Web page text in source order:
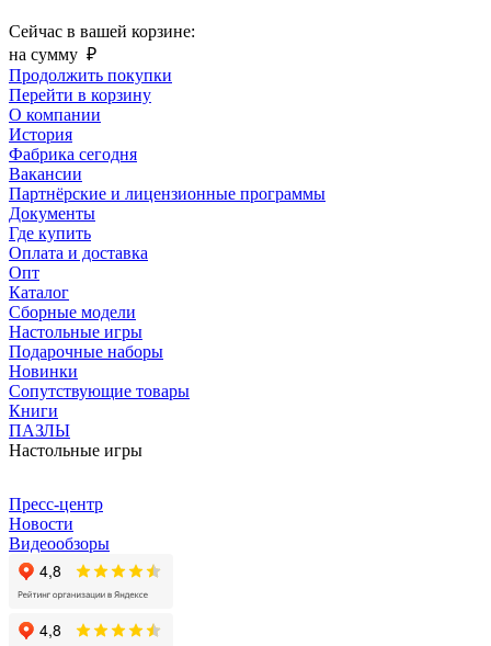
Сейчас в вашей корзине:
на сумму ₽
Продолжить покупки
Перейти в корзину
О компании
История
Фабрика сегодня
Вакансии
Партнёрские и лицензионные программы
Документы
Где купить
Оплата и доставка
Опт
Каталог
Сборные модели
Настольные игры
Подарочные наборы
Новинки
Сопутствующие товары
Книги
ПАЗЛЫ
Настольные игры
Пресс-центр
Новости
Видеообзоры